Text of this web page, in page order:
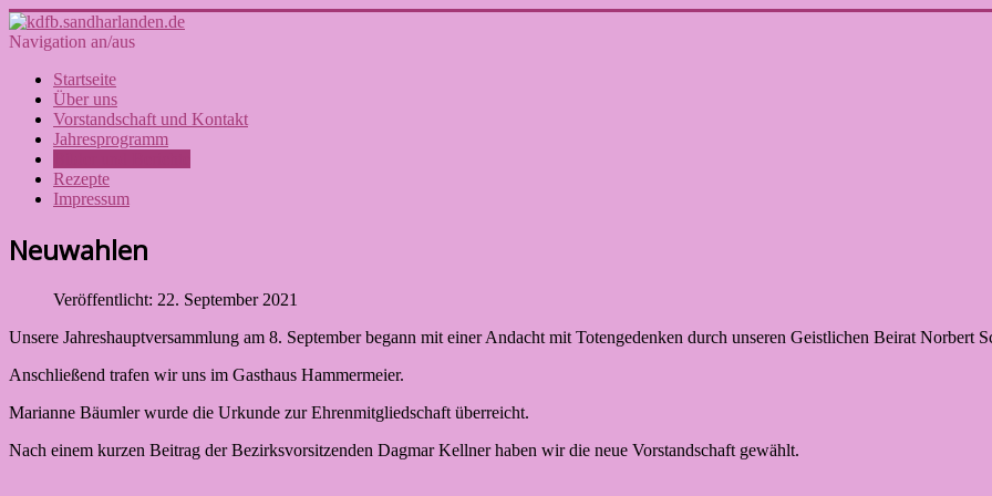
Navigation an/aus
Startseite
Über uns
Vorstandschaft und Kontakt
Jahresprogramm
Rezepte
Impressum
Neuwahlen
Veröffentlicht: 22. September 2021
Unsere Jahreshauptversammlung am 8. September begann mit einer Andacht mit Totengedenken durch unseren Geistlichen Beirat Norbert
Anschließend trafen wir uns im Gasthaus Hammermeier.
Marianne Bäumler wurde die Urkunde zur Ehrenmitgliedschaft überreicht.
Nach einem kurzen Beitrag der Bezirksvorsitzenden Dagmar Kellner haben wir die neue Vorstandschaft gewählt.